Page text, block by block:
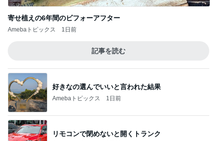
寄せ植えの6年間のビフォーアフター
Amebaトピックス 1日前
記事を読む
好きなの選んでいいと言われた結果
Amebaトピックス 1日前
リモコンで閉めないと開くトランク